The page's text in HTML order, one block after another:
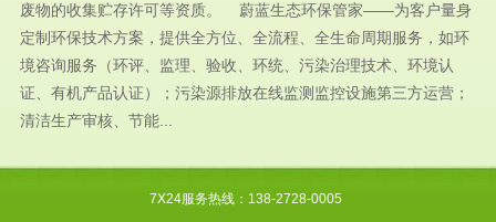
废物的收集贮存许可等资质。 蔚蓝生态环保管家——为客户量身
定制环保技术方案，提供全方位、全流程、全生命周期服务，如环
境咨询服务（环评、监理、验收、环统、污染治理技术、环境认
证、有机产品认证）；污染源排放在线监测监控设施第三方运营；
清洁生产审核、节能...
7X24服务热线：138-2728-0005